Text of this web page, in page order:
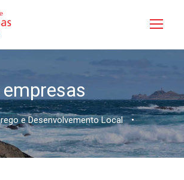
e Desenvolvemento Local •